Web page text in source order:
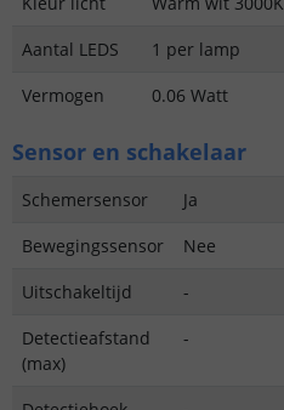
Aantal LEDS
1 per lamp
Vermogen
0.06 Watt
Sensor en schakelaar
Schemersensor
Ja
Bewegingssensor
Nee
Uitschakeltijd
-
Detectieafstand
(max)
-